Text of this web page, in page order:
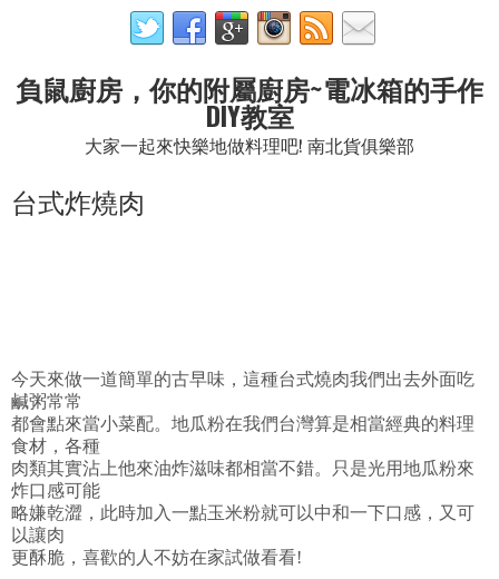
負鼠廚房，你的附屬廚房~電冰箱的手作
DIY教室
大家一起來快樂地做料理吧! 南北貨俱樂部
台式炸燒肉
今天來做一道簡單的古早味，這種台式燒肉我們出去外面吃
鹹粥常常
都會點來當小菜配。地瓜粉在我們台灣算是相當經典的料理
食材，各種
肉類其實沾上他來油炸滋味都相當不錯。只是光用地瓜粉來
炸口感可能
略嫌乾澀，此時加入一點玉米粉就可以中和一下口感，又可
以讓肉
更酥脆，喜歡的人不妨在家試做看看!